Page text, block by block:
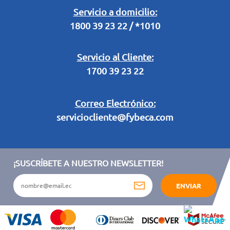
Servicio a domicilio:
1800 39 23 22 / *1010
Servicio al Cliente:
1700 39 23 22
Correo Electrónico:
serviciocliente@fybeca.com
Legal Campaña Produbanco
Términos y condiciones sorteo partido de fútbol "Tu ídolo"
¡SUSCRÍBETE A NUESTRO NEWSLETTER!
ENVIAR